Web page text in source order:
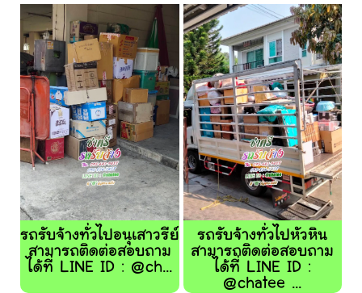
รถรับจ้างทั่วไปอนุเสาวรีย์
สามารถติดต่อสอบถาม
ได้ที่ LINE ID : @ch...
รถรับจ้างทั่วไปหัวหิน
สามารถติดต่อสอบถาม
ได้ที่ LINE ID :
@chatee ...